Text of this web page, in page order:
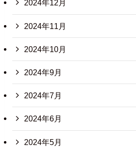
2024年12月
2024年11月
2024年10月
2024年9月
2024年7月
2024年6月
2024年5月